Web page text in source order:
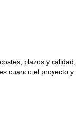
plazos y calidad,
cuando el proyecto y